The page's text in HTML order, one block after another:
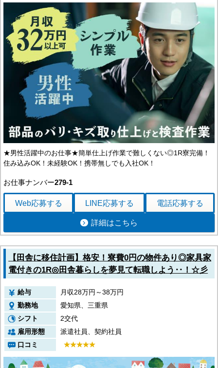
★男性活躍中のお仕事★簡単仕上げ作業で難しくない◎1R寮完備！
住み込みOK！未経験OK！携帯無しでも入社OK！
お仕事ナンバー279-1
Web応募する LINE応募する 電話応募する
詳細はこちら
【田舎に移住計画】格安！寮費0円の物件あり◎家具家
電付きの1R◎田舎暮らしを夢見て転職しよう‥！☆彡
給与
月収28万円～38万円
勤務地
愛知県、三重県
シフト
2交代
雇用形態
派遣社員、契約社員
口コミ